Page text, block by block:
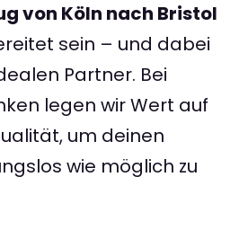
von Köln nach Bristol
sein – und dabei
Partner. Bei
legen wir Wert auf
um deinen
wie möglich zu